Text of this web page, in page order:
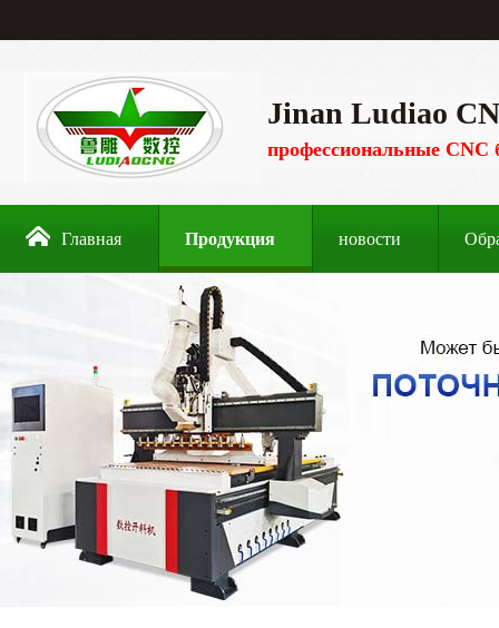
Jinan Ludiao
профессиональные CNC
Главная Продукция новости